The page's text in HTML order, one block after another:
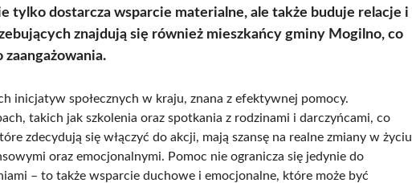
tylko dostarcza wsparcie materialne, ale także buduje relacje i
znajdują się również mieszkańcy gminy Mogilno, co
inicjatyw społecznych w kraju, znana z efektywnej pomocy.
takich jak szkolenia oraz spotkania z rodzinami i darczyńcami, co
zdecydują się włączyć do akcji, mają szansę na realne zmiany w życiu
oraz emocjonalnymi. Pomoc nie ogranicza się jedynie do
– to także wsparcie duchowe i emocjonalne, które może być